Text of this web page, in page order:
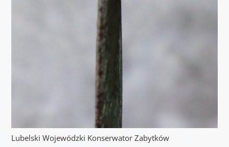
Lubelski Wojewódzki Konserwator Zabytków